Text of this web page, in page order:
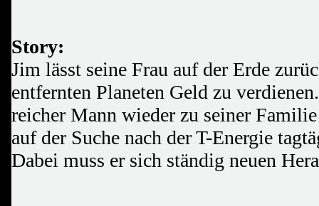
Story:
Jim lässt seine Frau auf der Erde
entfernten Planeten Geld zu
reicher Mann wieder zu seiner
auf der Suche nach der T-Energie
Dabei muss er sich ständig neuen